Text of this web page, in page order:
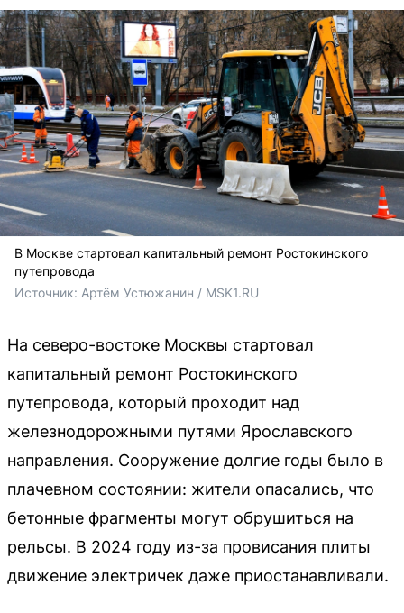
В Москве стартовал капитальный ремонт Ростокинского
путепровода
Источник: Артём Устюжанин / MSK1.RU
На северо-востоке Москвы стартовал
капитальный ремонт Ростокинского
путепровода, который проходит над
железнодорожными путями Ярославского
направления. Сооружение долгие годы было в
плачевном состоянии: жители опасались, что
бетонные фрагменты могут обрушиться на
рельсы. В 2024 году из-за провисания плиты
движение электричек даже приостанавливали.